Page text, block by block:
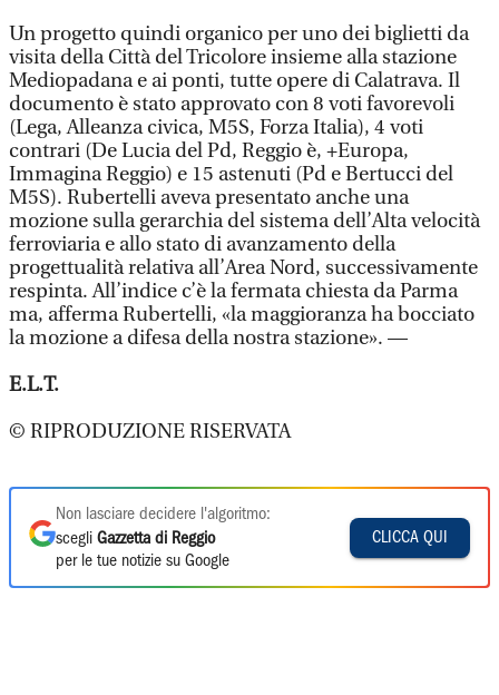
Un progetto quindi organico per uno dei biglietti da
visita della Città del Tricolore insieme alla stazione
Mediopadana e ai ponti, tutte opere di Calatrava. Il
documento è stato approvato con 8 voti favorevoli
(Lega, Alleanza civica, M5S, Forza Italia), 4 voti
contrari (De Lucia del Pd, Reggio è, +Europa,
Immagina Reggio) e 15 astenuti (Pd e Bertucci del
M5S). Rubertelli aveva presentato anche una
mozione sulla gerarchia del sistema dell’Alta velocità
ferroviaria e allo stato di avanzamento della
progettualità relativa all’Area Nord, successivamente
respinta. All’indice c’è la fermata chiesta da Parma
ma, afferma Rubertelli, «la maggioranza ha bocciato
la mozione a difesa della nostra stazione». —
E.L.T.
© RIPRODUZIONE RISERVATA
Non lasciare decidere l'algoritmo:
scegli Gazzetta di Reggio
per le tue notizie su Google
CLICCA QUI